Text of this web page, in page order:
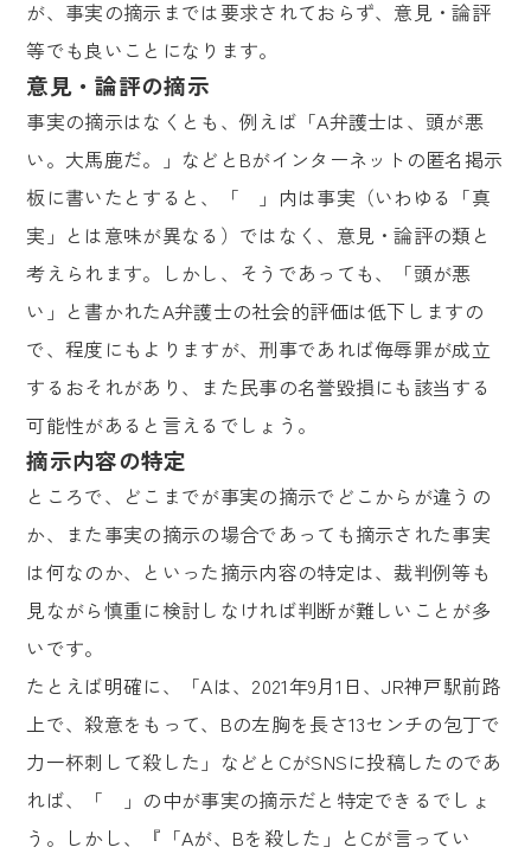
が、事実の摘示までは要求されておらず、意見・論評
等でも良いことになります。
意見・論評の摘示
事実の摘示はなくとも、例えば「A弁護士は、頭が悪
い。大馬鹿だ。」などとBがインターネットの匿名掲示
板に書いたとすると、「 」内は事実（いわゆる「真
実」とは意味が異なる）ではなく、意見・論評の類と
考えられます。しかし、そうであっても、「頭が悪
い」と書かれたA弁護士の社会的評価は低下しますの
で、程度にもよりますが、刑事であれば侮辱罪が成立
するおそれがあり、また民事の名誉毀損にも該当する
可能性があると言えるでしょう。
摘示内容の特定
ところで、どこまでが事実の摘示でどこからが違うの
か、また事実の摘示の場合であっても摘示された事実
は何なのか、といった摘示内容の特定は、裁判例等も
見ながら慎重に検討しなければ判断が難しいことが多
いです。
たとえば明確に、「Aは、2021年9月1日、JR神戸駅前路
上で、殺意をもって、Bの左胸を長さ13センチの包丁で
力一杯刺して殺した」などとCがSNSに投稿したのであ
れば、「 」の中が事実の摘示だと特定できるでしょ
う。しかし、『「Aが、Bを殺した」とCが言ってい